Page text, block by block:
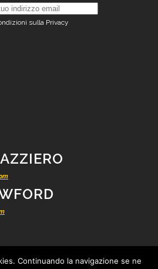
sulla Privacy
Continuando la navigazione se ne